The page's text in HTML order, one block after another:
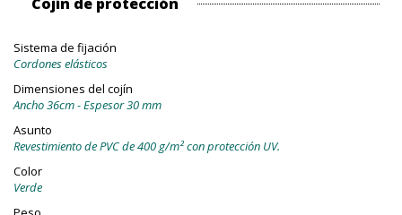
Sistema de fijación
Cordones elásticos
Dimensiones del cojín
Ancho 36cm - Espesor 30 mm
Asunto
Revestimiento de PVC de 400 g/m² con protección UV.
Color
Verde